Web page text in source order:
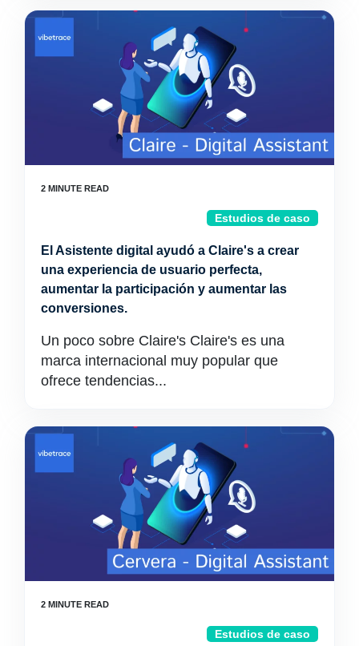
Estudios de caso
El Asistente digital ayudó a Claire's a crear
una experiencia de usuario perfecta,
aumentar la participación y aumentar las
conversiones.
Un poco sobre Claire's Claire's es una
marca internacional muy popular que
ofrece tendencias...
Estudios de caso